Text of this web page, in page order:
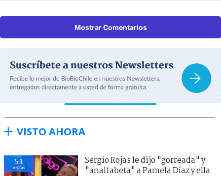
Mostrar Comentarios
VISTO AHORA
51
visitas
Sergio Rojas le dijo "gorreada" y
"analfabeta" a Pamela Díaz y ella